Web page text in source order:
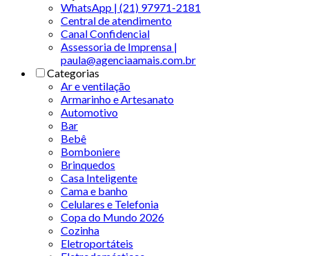
WhatsApp | (21) 97971-2181
Central de atendimento
Canal Confidencial
Assessoria de Imprensa |
paula@agenciaamais.com.br
Categorias
Ar e ventilação
Armarinho e Artesanato
Automotivo
Bar
Bebê
Bomboniere
Brinquedos
Casa Inteligente
Cama e banho
Celulares e Telefonia
Copa do Mundo 2026
Cozinha
Eletroportáteis